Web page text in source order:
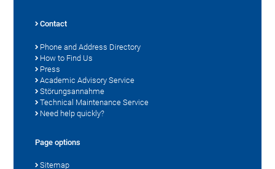
Contact
Phone and Address Directory
How to Find Us
Press
Academic Advisory Service
Störungsannahme
Technical Maintenance Service
Need help quickly?
Page options
Sitemap